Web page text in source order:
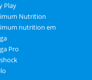
Play
Nutrition
nutrition em
Pro